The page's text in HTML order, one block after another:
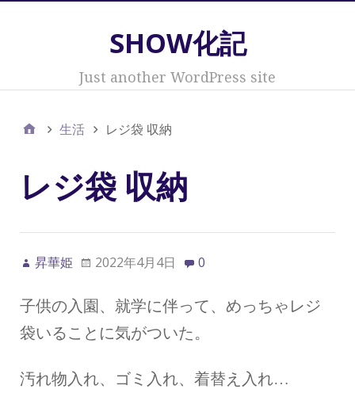
SHOW化記
Just another WordPress site
生活 レジ袋 収納
レジ袋 収納
昇華姫 2022年4月4日 0
子供の入園、就学に伴って、めっちゃレジ
袋いることに気がついた。
汚れ物入れ、ゴミ入れ、着替え入れ…